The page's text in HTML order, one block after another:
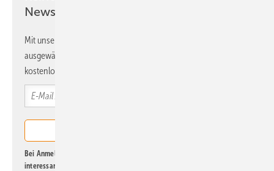
Newsletter!
Mit unserem Newsletter erhalten Sie regelmäßig von uns
ausgewählte Informationen und Neuigkeiten, gebündelt und
kostenlos direkt ins Postfach.
Bei Anmeldung zu diesem Newsletter bin ich damit einverstanden, über
interessante Verlags- und Online-Angebote